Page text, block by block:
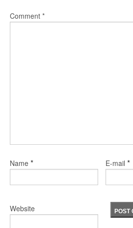
Comment *
Name * E-mail *
Website